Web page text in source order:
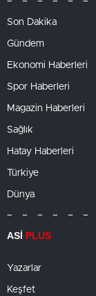
Son Dakika
Gündem
Ekonomi Haberleri
Spor Haberleri
Magazin Haberleri
Sağlık
Hatay Haberleri
Türkiye
Dünya
– – – – – –
ASİ PLUS
Yazarlar
Keşfet